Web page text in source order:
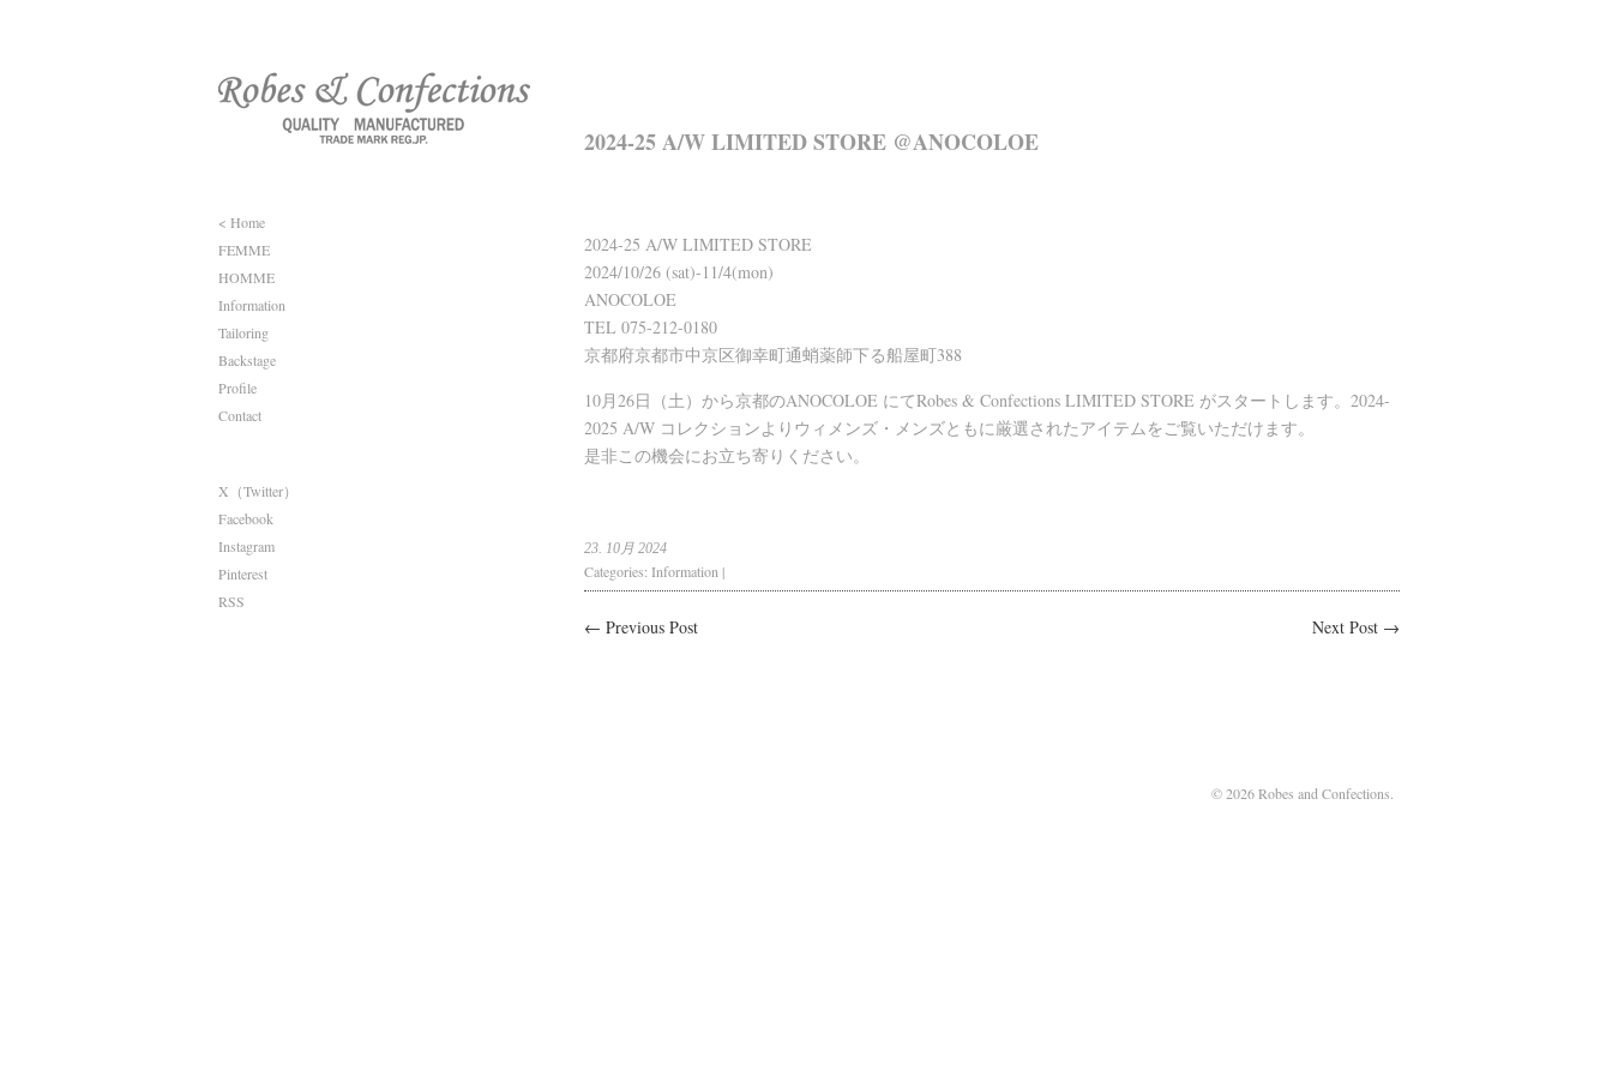
< Home
FEMME
HOMME
Information
Tailoring
Backstage
Profile
Contact
X（Twitter）
Facebook
Instagram
Pinterest
RSS
2024-25 A/W LIMITED STORE @ANOCOLOE
2024-25 A/W LIMITED STORE
2024/10/26 (sat)-11/4(mon)
ANOCOLOE
TEL 075-212-0180
京都府京都市中京区御幸町通蛸薬師下る船屋町388
10月26日（土）から京都のANOCOLOE にてRobes & Confections LIMITED STORE がスタートします。2024-
2025 A/W コレクションよりウィメンズ・メンズともに厳選されたアイテムをご覧いただけます。
是非この機会にお立ち寄りください。
23. 10月 2024
Categories: Information |
← Previous Post Next Post →
© 2026 Robes and Confections.